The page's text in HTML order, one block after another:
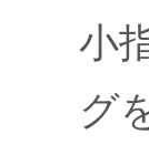
小
グ